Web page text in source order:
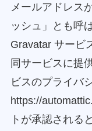
メールアドレス
ッシュ」とも呼
Gravatar サービ
同サービスに提
ビスのプライバ
https://
トが承認される